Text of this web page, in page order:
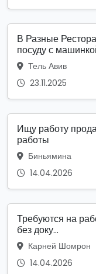
В Разные
посуду с
Тель Авив
23.11.2025
Ищу работу
работы
Биньямина
14.04.2026
Требуются на
без доку...
Карней Шомрон
14.04.2026